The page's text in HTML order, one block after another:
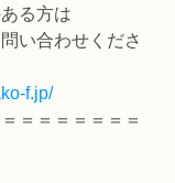
る方は
い合わせくださ
f.jp/
＝＝＝＝＝＝＝